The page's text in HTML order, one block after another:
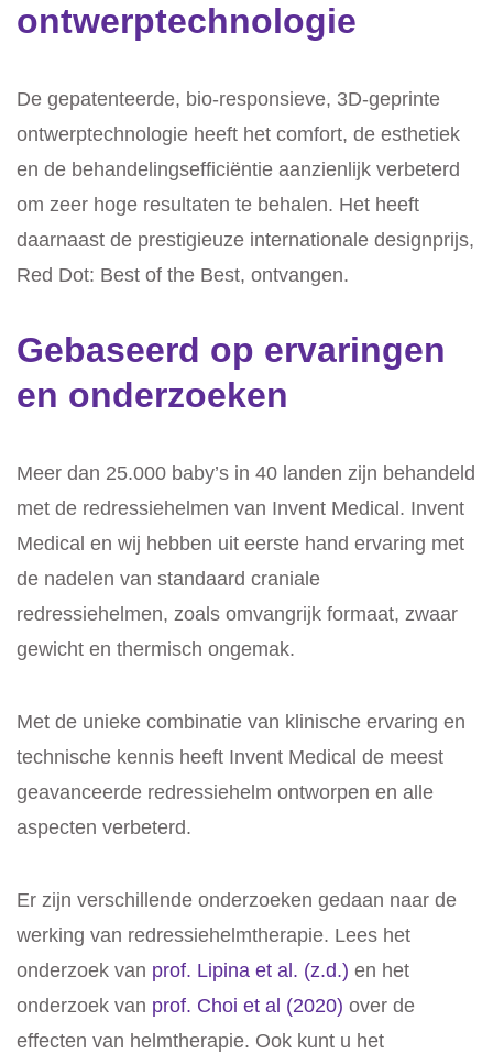
ontwerptechnologie
De gepatenteerde, bio-responsieve, 3D-geprinte
ontwerptechnologie heeft het comfort, de esthetiek
en de behandelingsefficiëntie aanzienlijk verbeterd
om zeer hoge resultaten te behalen. Het heeft
daarnaast de prestigieuze internationale designprijs,
Red Dot: Best of the Best, ontvangen.
Gebaseerd op ervaringen
en onderzoeken
Meer dan 25.000 baby’s in 40 landen zijn behandeld
met de redressiehelmen van Invent Medical. Invent
Medical en wij hebben uit eerste hand ervaring met
de nadelen van standaard craniale
redressiehelmen, zoals omvangrijk formaat, zwaar
gewicht en thermisch ongemak.
Met de unieke combinatie van klinische ervaring en
technische kennis heeft Invent Medical de meest
geavanceerde redressiehelm ontworpen en alle
aspecten verbeterd.
Er zijn verschillende onderzoeken gedaan naar de
werking van redressiehelmtherapie. Lees het
onderzoek van prof. Lipina et al. (z.d.) en het
onderzoek van prof. Choi et al (2020) over de
effecten van helmtherapie. Ook kunt u het